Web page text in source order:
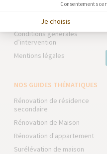
Devenir franchisé
Foire aux Questions
Conditions générales
d’intervention
Mentions légales
NOS GUIDES THÉMATIQUES
Rénovation de résidence
secondaire
Rénovation de Maison
Rénovation d'appartement
Surélévation de maison
Consentements
Je choisis